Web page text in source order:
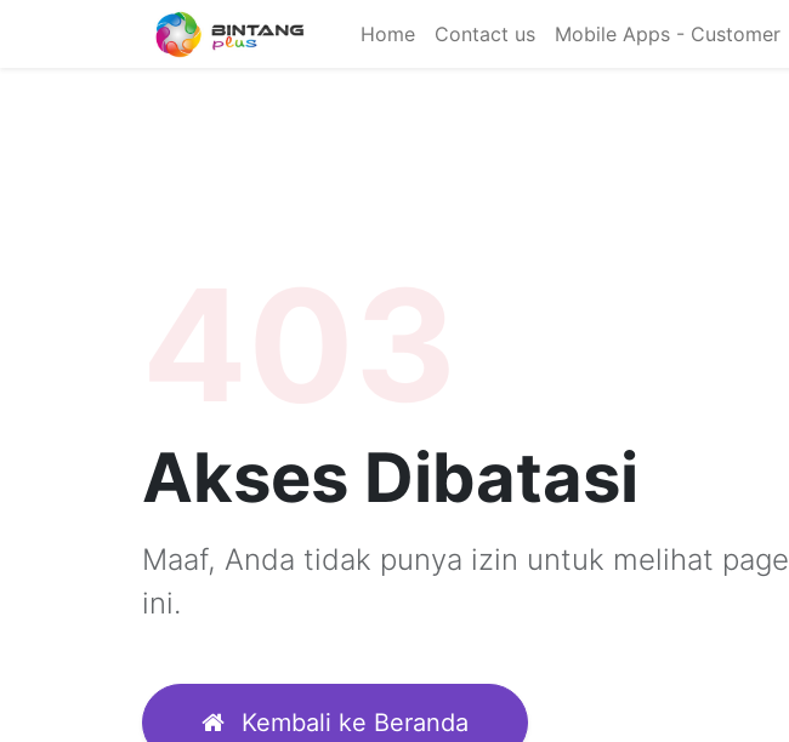
Home Contact us Mobile Apps - Customer
Akses Dibatasi
Maaf, Anda tidak punya izin untuk melihat page
ini.
Kembali ke Beranda